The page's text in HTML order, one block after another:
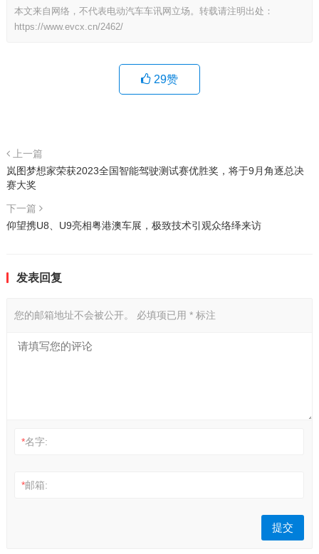
本文来自网络，不代表电动汽车车讯网立场。转载请注明出处：
https://www.evcx.cn/2462/
29赞
上一篇
岚图梦想家荣获2023全国智能驾驶测试赛优胜奖，将于9月角逐总决
赛大奖
下一篇
仰望携U8、U9亮相粤港澳车展，极致技术引观众络绎来访
发表回复
您的邮箱地址不会被公开。 必填项已用 *标注
*名字:
*邮箱: